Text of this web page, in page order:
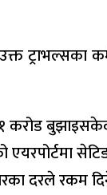
करोड
एयरपोर्टमा
दरले रकम